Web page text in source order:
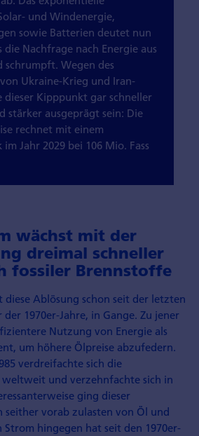
und Windenergie,
sowie Batterien deutet nun
die Nachfrage nach Energie aus
schrumpft. Wegen des
Ukraine-Krieg und Iran-
Kipppunkt gar schneller
stärker ausgeprägt sein: Die
rechnet mit einem
im Jahr 2029 bei 106 Mio. Fass
wächst mit der
dreimal schneller
fossiler Brennstoffe
diese Ablösung schon seit der letzten
der 1970er-Jahre, in Gange. Zu jener
Nutzung von Energie als
um höhere Ölpreise abzufedern.
verdreifachte sich die
und verzehnfachte sich in
ging dieser
vorab zulasten von Öl und
Strom hingegen hat seit den 1970er-